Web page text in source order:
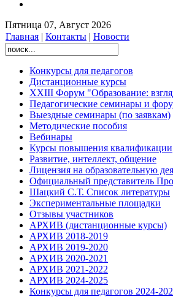
Пятница 07, Август 2026
Главная | Контакты | Новости
Конкурсы для педагогов
Дистанционные курсы
XXIII Форум "Образование:
Педагогические семинары и
Выездные семинары (по заявкам)
Методические пособия
Вебинары
Курсы повышения квалификации
Развитие, интеллект, общение
Лицензия на образовательную
Официальный представитель
Шацкий С.Т. Список литературы
Экспериментальные площадки
Отзывы участников
АРХИВ (дистанционные курсы)
АРХИВ 2018-2019
АРХИВ 2019-2020
АРХИВ 2020-2021
АРХИВ 2021-2022
АРХИВ 2024-2025
Конкурсы для педагогов 2024-